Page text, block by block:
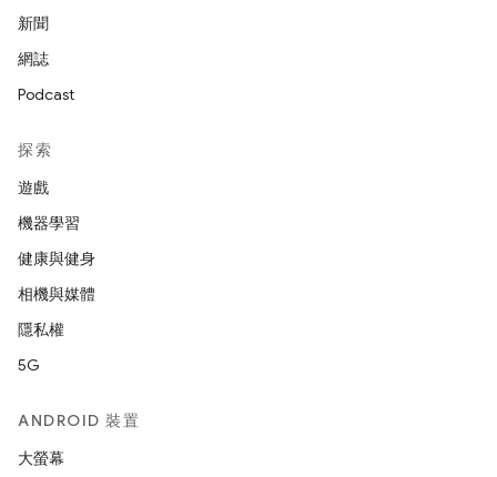
新聞
網誌
Podcast
探索
遊戲
機器學習
健康與健身
相機與媒體
隱私權
5G
ANDROID 裝置
大螢幕